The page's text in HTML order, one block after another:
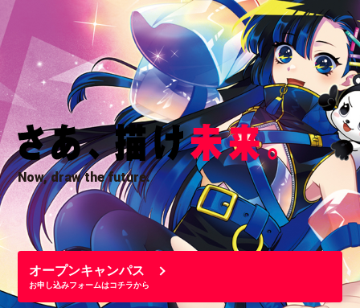
Now, draw the future.
オープンキャンパス
お申し込みフォームはコチラから